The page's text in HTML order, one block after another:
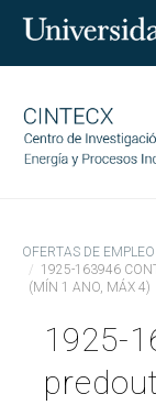
Investigación
Transferencia
Servicios
Ciencia y
OFERTAS DE EMPLEO
1925-163946
(MÍN 1 ANO, MÁX 4)
1925-